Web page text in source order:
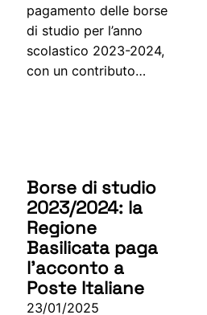
pagamento delle borse
di studio per l’anno
scolastico 2023-2024,
con un contributo…
Borse di studio
2023/2024: la
Regione
Basilicata paga
l’acconto a
Poste Italiane
23/01/2025